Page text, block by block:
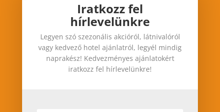
Iratkozz fel hírlevelünkre
Legyen szó szezonális akcióról, látnivalóról vagy
kedvező hotel ajánlatról, legyél mindig
naprakész! Kedvezményes ajánlatokért iratkozz
Iratkozz fel
hírlevelünkre
Legyen szó szezonális akcióról, látnivalóról
vagy kedvező hotel ajánlatról, legyél mindig
naprakész! Kedvezményes ajánlatokért
iratkozz fel hírlevelünkre!